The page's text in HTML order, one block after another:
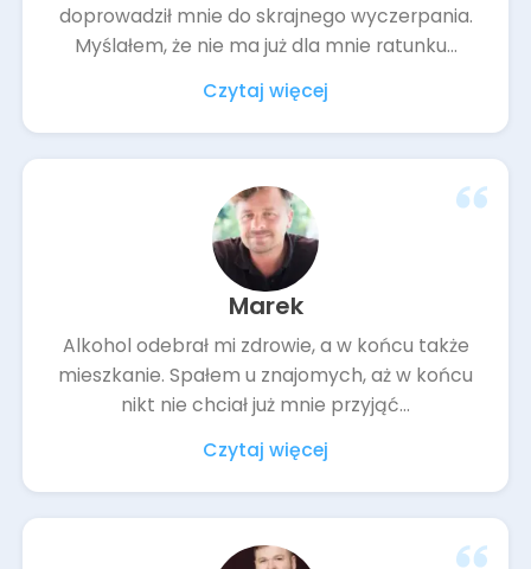
doprowadził mnie do skrajnego wyczerpania.
Myślałem, że nie ma już dla mnie ratunku...
Czytaj więcej
Marek
Alkohol odebrał mi zdrowie, a w końcu także
mieszkanie. Spałem u znajomych, aż w końcu
nikt nie chciał już mnie przyjąć...
Czytaj więcej